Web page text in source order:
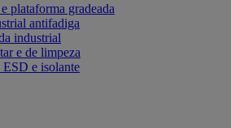
plataforma gradeada
antifadiga
industrial
e de limpeza
ESD e isolante